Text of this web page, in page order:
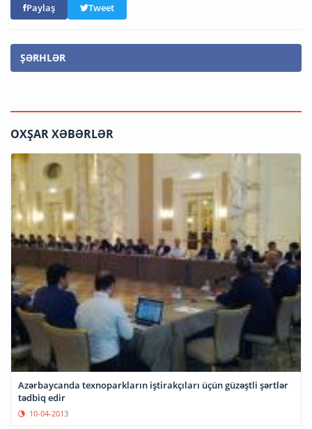
Paylaş Tweet
ŞƏRHLƏR
OXŞAR XƏBƏRLƏR
Azərbaycanda texnoparkların iştirakçıları üçün güzəştli şərtlər
tədbiq edir
10-04-2013